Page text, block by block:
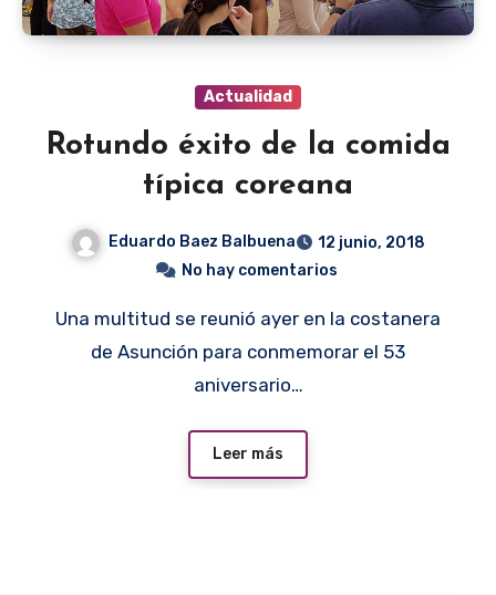
Actualidad
Rotundo éxito de la comida
típica coreana
Eduardo Baez Balbuena
12 junio, 2018
No hay comentarios
Una multitud se reunió ayer en la costanera
de Asunción para conmemorar el 53
aniversario…
Leer más